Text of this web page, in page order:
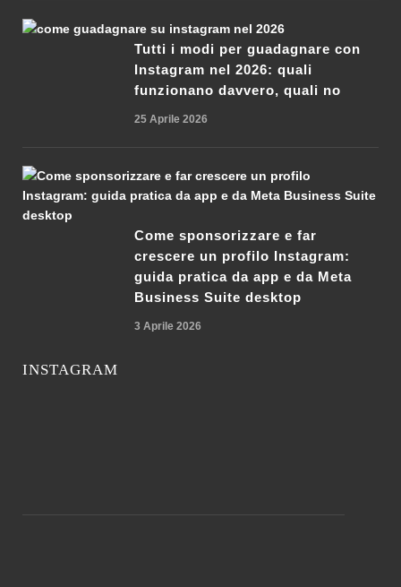
Tutti i modi per guadagnare con
Instagram nel 2026: quali
funzionano davvero, quali no
25 Aprile 2026
Come sponsorizzare e far
crescere un profilo Instagram:
guida pratica da app e da Meta
Business Suite desktop
3 Aprile 2026
INSTAGRAM